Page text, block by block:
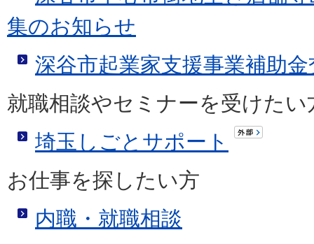
集のお知らせ
深谷市起業家支援事業補助
就職相談やセミナーを受けたい
埼玉しごとサポート
お仕事を探したい方
内職・就職相談